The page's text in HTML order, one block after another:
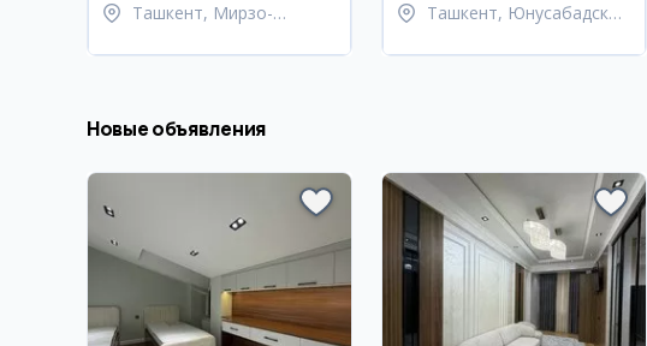
Ташкент, Мирзо-
Ташкент, Юнусабадский
Новые объявления